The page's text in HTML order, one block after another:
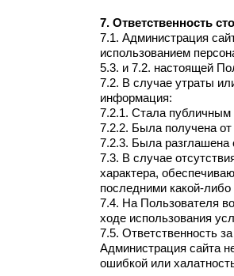
7. Ответственность
7.1. Администрация
использованием
5.3. и 7.2. настоящей
7.2. В случае утраты
информация:
7.2.1. Стала публичным
7.2.2. Была получена
7.2.3. Была разглашена
7.3. В случае
характера,
последними какой-
7.4. На Пользователя
ходе использования
7.5. Ответственность
Администрация сайта
ошибкой или